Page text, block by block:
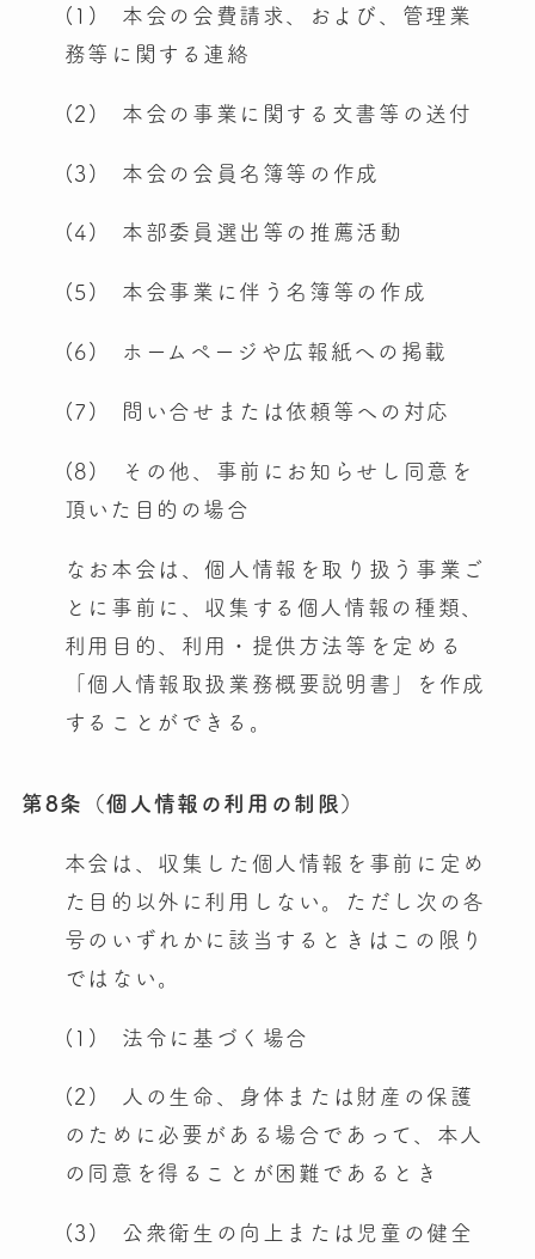
(1) 本会の会費請求、および、管理業
務等に関する連絡
(2) 本会の事業に関する文書等の送付
(3) 本会の会員名簿等の作成
(4) 本部委員選出等の推薦活動
(5) 本会事業に伴う名簿等の作成
(6) ホームページや広報紙への掲載
(7) 問い合せまたは依頼等への対応
(8) その他、事前にお知らせし同意を
頂いた目的の場合
なお本会は、個人情報を取り扱う事業ご
とに事前に、収集する個人情報の種類、
利用目的、利用・提供方法等を定める
「個人情報取扱業務概要説明書」を作成
することができる。
第8条（個人情報の利用の制限）
本会は、収集した個人情報を事前に定め
た目的以外に利用しない。ただし次の各
号のいずれかに該当するときはこの限り
ではない。
(1) 法令に基づく場合
(2) 人の生命、身体または財産の保護
のために必要がある場合であって、本人
の同意を得ることが困難であるとき
(3) 公衆衛生の向上または児童の健全